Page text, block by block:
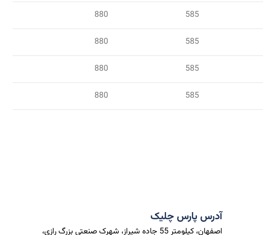
585
880
585
880
585
880
585
880
آدرس پارس چلیک
اصفهان، کیلومتر 55 جاده شیراز، شهرک صنعتی بزرگ رازی،